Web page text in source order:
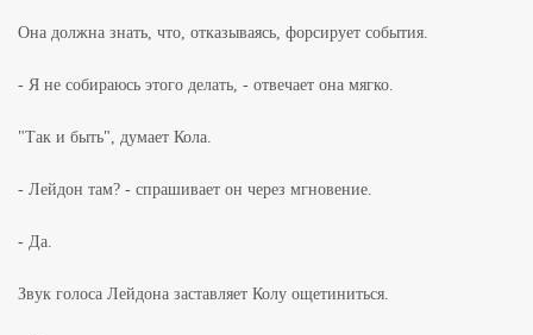
Она должна знать, что, отказываясь, форсирует события.
- Я не собираюсь этого делать, - отвечает она мягко.
"Так и быть", думает Кола.
- Лейдон там? - спрашивает он через мгновение.
- Да.
Звук голоса Лейдона заставляет Колу ощетиниться.